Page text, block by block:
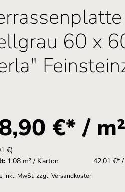
60 x
€* / m²
€)
1.08 m² / Karton 42,01 €*
inkl. MwSt. zzgl. Versandkosten